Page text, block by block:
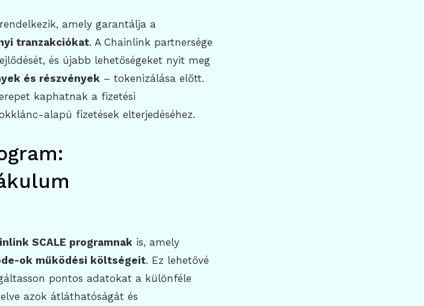
rendelkezik, amely garantálja a
tranzakciókat. A Chainlink partnersége
és újabb lehetőségeket nyit meg
és részvények – tokenizálása előtt.
kaphatnak a fizetési
alapú fizetések elterjedéséhez.
SCALE programnak is, amely
ok működési költségeit. Ez lehetővé
pontos adatokat a különféle
azok átláthatóságát és